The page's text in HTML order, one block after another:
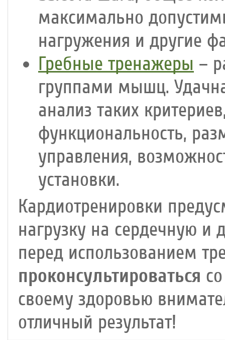
максимально
нагружения и другие
Гребные тренажеры –
группами мышц.
анализ таких
функциональность,
управления,
установки.
Кардиотренировки
нагрузку на сердечную и
перед использованием
проконсультироваться
своему здоровью
отличный результат!